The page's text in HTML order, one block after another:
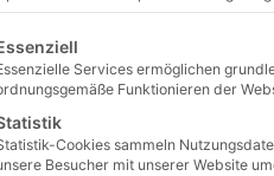
lassen sich sehr gut in
Pflanznischen in
eine Liste der Service-
Services ermöglichen
Funktionieren der
Cookies sammeln
Besucher mit unserer Website